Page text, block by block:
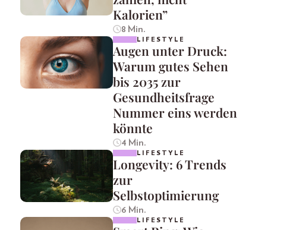
Kalorien”
8 Min.
LIFESTYLE
Augen unter Druck:
Warum gutes Sehen
bis 2035 zur
Gesundheitsfrage
Nummer eins werden
könnte
4 Min.
LIFESTYLE
Longevity: 6 Trends
zur
Selbstoptimierung
6 Min.
LIFESTYLE